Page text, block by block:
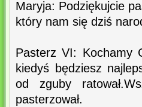
Maryja: Podziękujcie
który nam się dziś
Pasterz VI: Kochamy
kiedyś będziesz
od zguby
pasterzował.